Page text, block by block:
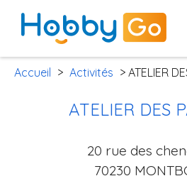
Accueil > Activités > ATELIER
ATELIER DES
20 rue des
70230